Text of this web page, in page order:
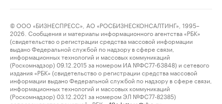
© ООО «БИЗНЕСПРЕСС», АО «РОСБИЗНЕСКОНСАЛТИНГ», 1995–
2026. Сообщения и материалы информационного агентства «РБК»
(свидетельство о регистрации средства массовой информации
выдано Федеральной службой по надзору в сфере связи,
информационных технологий и массовых коммуникаций
(Роскомнадзор) 09.12.2015 за номером ИА №ФС77-63848) и сетевого
издания «РБК» (свидетельство о регистрации средства массовой
информации выдано Федеральной службой по надзору в сфере связи,
информационных технологий и массовых коммуникаций
(Роскомнадзор) 03.12.2021 за номером ЭЛ №ФС77-82385)